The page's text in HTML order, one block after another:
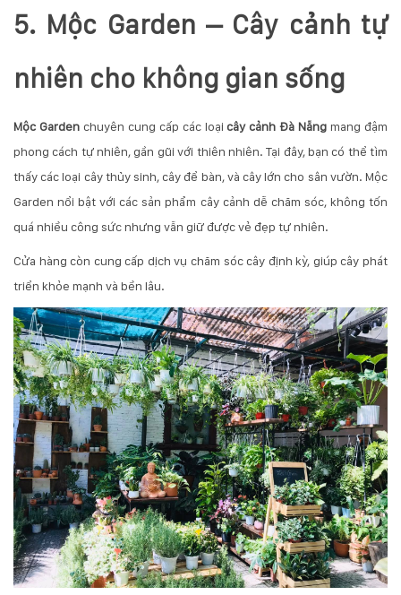
5. Mộc Garden – Cây cảnh tự
nhiên cho không gian sống
Mộc Gardenchuyên cung cấp các loại cây cảnh Đà Nẵng mang đậm
phong cách tự nhiên, gần gũi với thiên nhiên. Tại đây, bạn có thể tìm
thấy các loại cây thủy sinh, cây để bàn, và cây lớn cho sân vườn. Mộc
Garden nổi bật với các sản phẩm cây cảnh dễ chăm sóc, không tốn
quá nhiều công sức nhưng vẫn giữ được vẻ đẹp tự nhiên.
Cửa hàng còn cung cấp dịch vụ chăm sóc cây định kỳ, giúp cây phát
triển khỏe mạnh và bền lâu.